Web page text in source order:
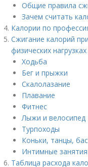
Общие правила
Зачем считать
Калории по
Сжигание калорий
физических нагрузках
Ходьба
Бег и прыжки
Скалолазание
Плавание
Фитнес
Лыжи и велосипед
Турпоходы
Коньки, танцы,
Интимные занятия
Таблица расхода